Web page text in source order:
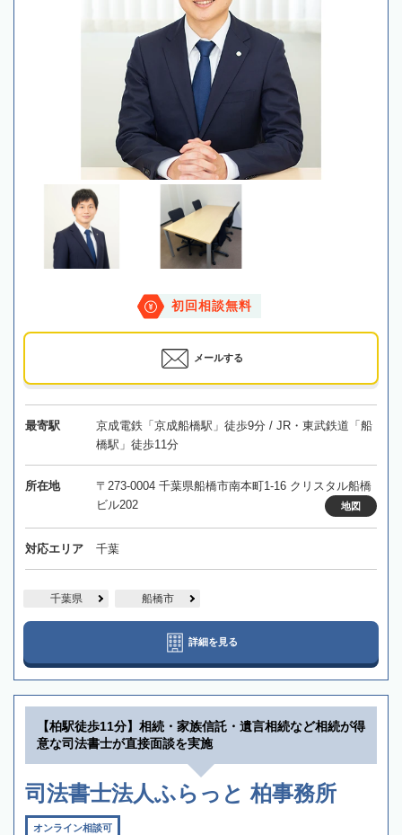
初回相談無料
メールする
最寄駅
京成電鉄「京成船橋駅」徒歩9分 / JR・東武鉄道「船
橋駅」徒歩11分
所在地
〒273-0004 千葉県船橋市南本町1-16 クリスタル船橋
ビル202
地図
対応エリア 千葉
千葉県 船橋市
詳細を見る
【柏駅徒歩11分】相続・家族信託・遺言相続など相続が得
意な司法書士が直接面談を実施
司法書士法人ふらっと 柏事務所
オンライン相談可